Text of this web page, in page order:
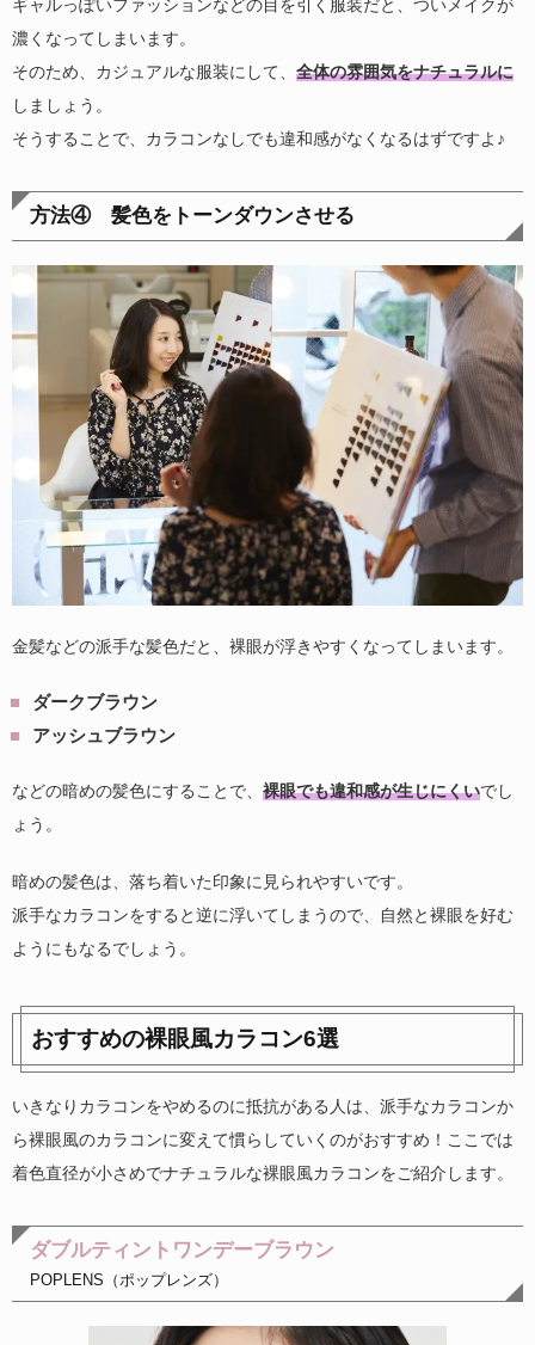
ギャルっぽいファッションなどの目を引く服装だと、ついメイクが
濃くなってしまいます。
そのため、カジュアルな服装にして、 全体の雰囲気をナチュラルに
しましょう。
そうすることで、カラコンなしでも違和感がなくなるはずですよ♪
方法④ 髪色をトーンダウンさせる
金髪などの派手な髪色だと、裸眼が浮きやすくなってしまいます。
ダークブラウン
アッシュブラウン
などの暗めの髪色にすることで、 裸眼でも違和感が生じにくいでし
ょう。
暗めの髪色は、落ち着いた印象に見られやすいです。
派手なカラコンをすると逆に浮いてしまうので、自然と裸眼を好む
ようにもなるでしょう。
おすすめの裸眼風カラコン6選
いきなりカラコンをやめるのに抵抗がある人は、派手なカラコンか
ら裸眼風のカラコンに変えて慣らしていくのがおすすめ！ここでは
着色直径が小さめでナチュラルな裸眼風カラコンをご紹介します。
ダブルティントワンデーブラウン
POPLENS（ポップレンズ）